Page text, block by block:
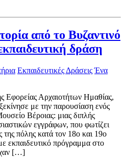
από το Βυζαντινό
δράση
Εκπαιδευτικές Δράσεις Ένα
Εφορείας Αρχαιοτήτων Ημαθίας,
με την παρουσίαση ενός
Βέροιας: μιας διπλής
εγγράφων, που φωτίζει
της πόλης κατά τον 18ο και 19ο
εκπαιδευτικό πρόγραμμα στο
[…]